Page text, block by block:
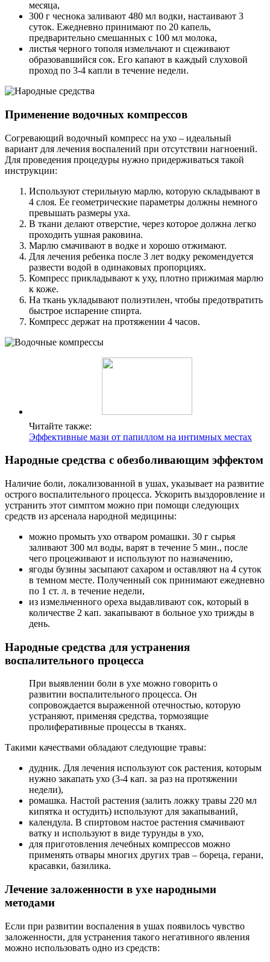
месяца,
300 г чеснока заливают 480 мл водки, настаивают 3
суток. Ежедневно принимают по 20 капель,
предварительно смешанных с 100 мл молока,
листья черного тополя измельчают и сцеживают
образовавшийся сок. Его капают в каждый слуховой
проход по 3-4 капли в течение недели.
Применение водочных компрессов
Согревающий водочный компресс на ухо – идеальный
вариант для лечения воспалений при отсутствии нагноений.
Для проведения процедуры нужно придерживаться такой
инструкции:
Используют стерильную марлю, которую складывают в
4 слоя. Ее геометрические параметры должны немного
превышать размеры уха.
В ткани делают отверстие, через которое должна легко
проходить ушная раковина.
Марлю смачивают в водке и хорошо отжимают.
Для лечения ребенка после 3 лет водку рекомендуется
развести водой в одинаковых пропорциях.
Компресс прикладывают к уху, плотно прижимая марлю
к коже.
На ткань укладывают полиэтилен, чтобы предотвратить
быстрое испарение спирта.
Компресс держат на протяжении 4 часов.
Читайте также:
Эффективные мази от папиллом на интимных местах
Народные средства с обезболивающим эффектом
Наличие боли, локализованной в ушах, указывает на развитие
острого воспалительного процесса. Ускорить выздоровление и
устранить этот симптом можно при помощи следующих
средств из арсенала народной медицины:
можно промыть ухо отваром ромашки. 30 г сырья
заливают 300 мл воды, варят в течение 5 мин., после
чего процеживают и используют по назначению,
ягоды бузины засыпают сахаром и оставляют на 4 суток
в темном месте. Полученный сок принимают ежедневно
по 1 ст. л. в течение недели,
из измельченного ореха выдавливают сок, который в
количестве 2 кап. закапывают в больное ухо трижды в
день.
Народные средства для устранения
воспалительного процесса
При выявлении боли в ухе можно говорить о
развитии воспалительного процесса. Он
сопровождается выраженной отечностью, которую
устраняют, применяя средства, тормозящие
пролиферативные процессы в тканях.
Такими качествами обладают следующие травы:
дудник. Для лечения используют сок растения, которым
нужно закапать ухо (3-4 кап. за раз на протяжении
недели),
ромашка. Настой растения (залить ложку травы 220 мл
кипятка и остудить) используют для закапываний,
календула. В спиртовом настое растения смачивают
ватку и используют в виде турунды в ухо,
для приготовления лечебных компрессов можно
применять отвары многих других трав – бореца, герани,
красавки, базилика.
Лечение заложенности в ухе народными
методами
Если при развитии воспаления в ушах появилось чувство
заложенности, для устранения такого негативного явления
можно использовать одно из средств: